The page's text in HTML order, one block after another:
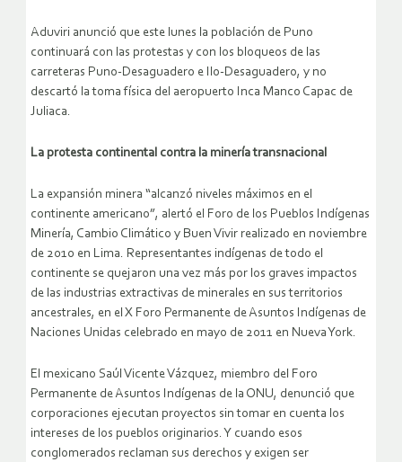
Aduviri anunció que este lunes la población de Puno
continuará con las protestas y con los bloqueos de las
carreteras Puno-Desaguadero e Ilo-Desaguadero, y no
descartó la toma física del aeropuerto Inca Manco Capac de
Juliaca.
La protesta continental contra la minería transnacional
La expansión minera “alcanzó niveles máximos en el
continente americano”, alertó el Foro de los Pueblos Indígenas
Minería, Cambio Climático y Buen Vivir realizado en noviembre
de 2010 en Lima. Representantes indígenas de todo el
continente se quejaron una vez más por los graves impactos
de las industrias extractivas de minerales en sus territorios
ancestrales, en el X Foro Permanente de Asuntos Indígenas de
Naciones Unidas celebrado en mayo de 2011 en Nueva York.
El mexicano Saúl Vicente Vázquez, miembro del Foro
Permanente de Asuntos Indígenas de la ONU, denunció que
corporaciones ejecutan proyectos sin tomar en cuenta los
intereses de los pueblos originarios. Y cuando esos
conglomerados reclaman sus derechos y exigen ser